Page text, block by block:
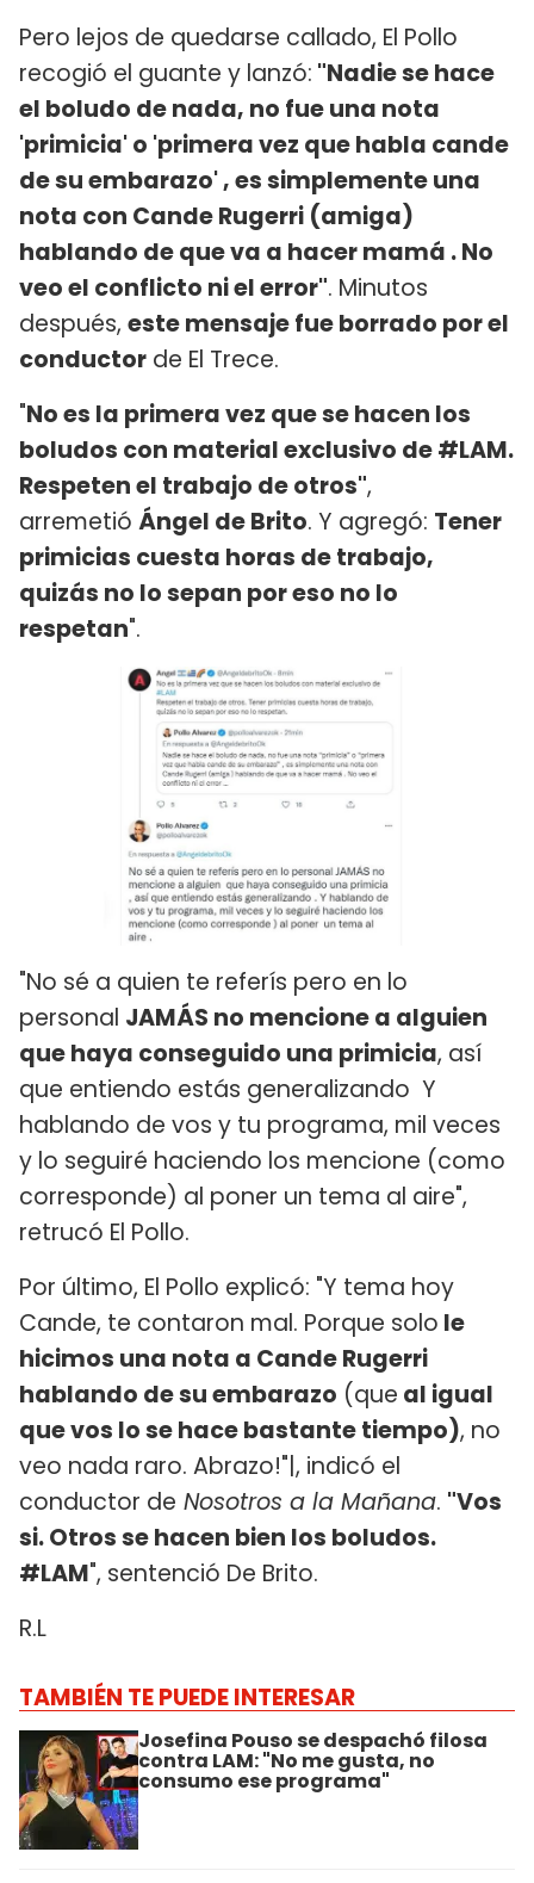
Pero lejos de quedarse callado, El Pollo
recogió el guante y lanzó: "Nadie se hace
el boludo de nada, no fue una nota
'primicia' o 'primera vez que habla cande
de su embarazo' , es simplemente una
nota con Cande Rugerri (amiga)
hablando de que va a hacer mamá . No
veo el conflicto ni el error". Minutos
después, este mensaje fue borrado por el
conductor de El Trece.
"No es la primera vez que se hacen los
boludos con material exclusivo de #LAM.
Respeten el trabajo de otros",
arremetió Ángel de Brito. Y agregó: Tener
primicias cuesta horas de trabajo,
quizás no lo sepan por eso no lo
respetan".
"No sé a quien te referís pero en lo
personal JAMÁS no mencione a alguien
que haya conseguido una primicia, así
que entiendo estás generalizando Y
hablando de vos y tu programa, mil veces
y lo seguiré haciendo los mencione (como
corresponde) al poner un tema al aire",
retrucó El Pollo.
Por último, El Pollo explicó: "Y tema hoy
Cande, te contaron mal. Porque solo le
hicimos una nota a Cande Rugerri
hablando de su embarazo (que al igual
que vos lo se hace bastante tiempo), no
veo nada raro. Abrazo!"|, indicó el
conductor de Nosotros a la Mañana. "Vos
si. Otros se hacen bien los boludos.
#LAM", sentenció De Brito.
R.L
TAMBIÉN TE PUEDE INTERESAR
Josefina Pouso se despachó filosa
contra LAM: "No me gusta, no
consumo ese programa"